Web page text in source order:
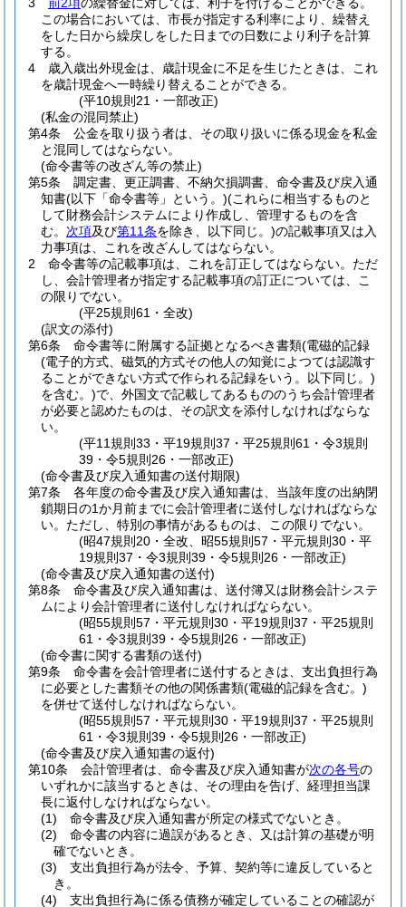
この場合においては、市長が指定する利率により、繰替え
をした日から繰戻しをした日までの日数により利子を計算
する。
4
歳入歳出外現金は、歳計現金に不足を生じたときは、これ
を歳計現金へ一時繰り替えることができる。
(平10規則21・一部改正)
(私金の混同禁止)
第4条
公金を取り扱う者は、その取り扱いに係る現金を私金
と混同してはならない。
(命令書等の改ざん等の禁止)
第5条
調定書、更正調書、不納欠損調書、命令書及び戻入通
知書(以下「命令書等」という。)(これらに相当するものと
して財務会計システムにより作成し、管理するものを含
む。 次項及び第11条を除き、以下同じ。)の記載事項又は入
力事項は、これを改ざんしてはならない。
2
命令書等の記載事項は、これを訂正してはならない。 ただ
し、会計管理者が指定する記載事項の訂正については、こ
の限りでない。
(平25規則61・全改)
(訳文の添付)
第6条
命令書等に附属する証拠となるべき書類(電磁的記録
(電子的方式、磁気的方式その他人の知覚によつては認識す
ることができない方式で作られる記録をいう。以下同じ。)
を含む。)で、外国文で記載してあるもののうち会計管理者
が必要と認めたものは、その訳文を添付しなければならな
い。
(平11規則33・平19規則37・平25規則61・令3規則
39・令5規則26・一部改正)
(命令書及び戻入通知書の送付期限)
第7条
各年度の命令書及び戻入通知書は、当該年度の出納閉
鎖期日の1か月前までに会計管理者に送付しなければならな
い。 ただし、特別の事情があるものは、この限りでない。
(昭47規則20・全改、昭55規則57・平元規則30・平
19規則37・令3規則39・令5規則26・一部改正)
(命令書及び戻入通知書の送付)
第8条
命令書及び戻入通知書は、送付簿又は財務会計システ
ムにより会計管理者に送付しなければならない。
(昭55規則57・平元規則30・平19規則37・平25規則
61・令3規則39・令5規則26・一部改正)
(命令書に関する書類の送付)
第9条
命令書を会計管理者に送付するときは、支出負担行為
に必要とした書類その他の関係書類(電磁的記録を含む。)
を併せて送付しなければならない。
(昭55規則57・平元規則30・平19規則37・平25規則
61・令3規則39・令5規則26・一部改正)
(命令書及び戻入通知書の返付)
第10条
会計管理者は、命令書及び戻入通知書が次の各号の
いずれかに該当するときは、その理由を告げ、経理担当課
長に返付しなければならない。
(1)
命令書及び戻入通知書が所定の様式でないとき。
(2)
命令書の内容に過誤があるとき、又は計算の基礎が明
確でないとき。
(3)
支出負担行為が法令、予算、契約等に違反していると
き。
(4)
支出負担行為に係る債務が確定していることの確認が